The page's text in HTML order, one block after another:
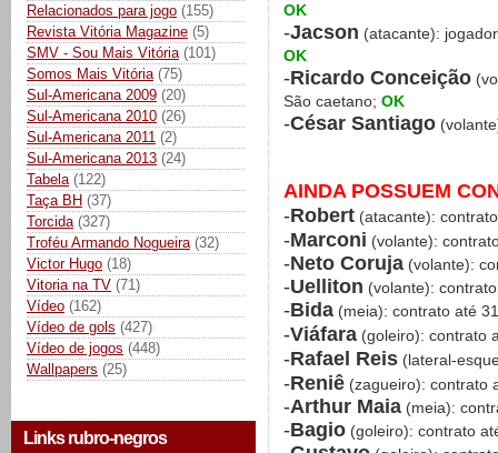
Relacionados para jogo (155)
Revista Vitória Magazine (5)
SMV - Sou Mais Vitória (101)
Somos Mais Vitória (75)
Sul-Americana 2009 (20)
Sul-Americana 2010 (26)
Sul-Americana 2011 (2)
Sul-Americana 2013 (24)
Tabela (122)
Taça BH (37)
Torcida (327)
Troféu Armando Nogueira (32)
Victor Hugo (18)
Vitoria na TV (71)
Vídeo (162)
Vídeo de gols (427)
Vídeo de jogos (448)
Wallpapers (25)
Links rubro-negros
OK
-Jacson (atacante):
OK
-Ricardo Conceição
São caetano; OK
-César Santiago
AINDA POSSUEM
-Robert (atacante):
-Marconi (volante):
-Neto Coruja (volante):
-Uelliton (volante):
-Bida (meia): contrato até
-Viáfara (goleiro): contrato
-Rafael Reis (lateral-
-Reniê (zagueiro): contrato
-Arthur Maia (meia):
-Bagio (goleiro): contrato